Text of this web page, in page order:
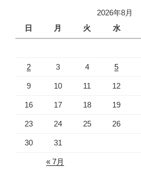
2026年8月
日
月 火 水
2 3 4 5
9 10 11 12
16 17 18 19
23 24 25 26
30 31
« 7月